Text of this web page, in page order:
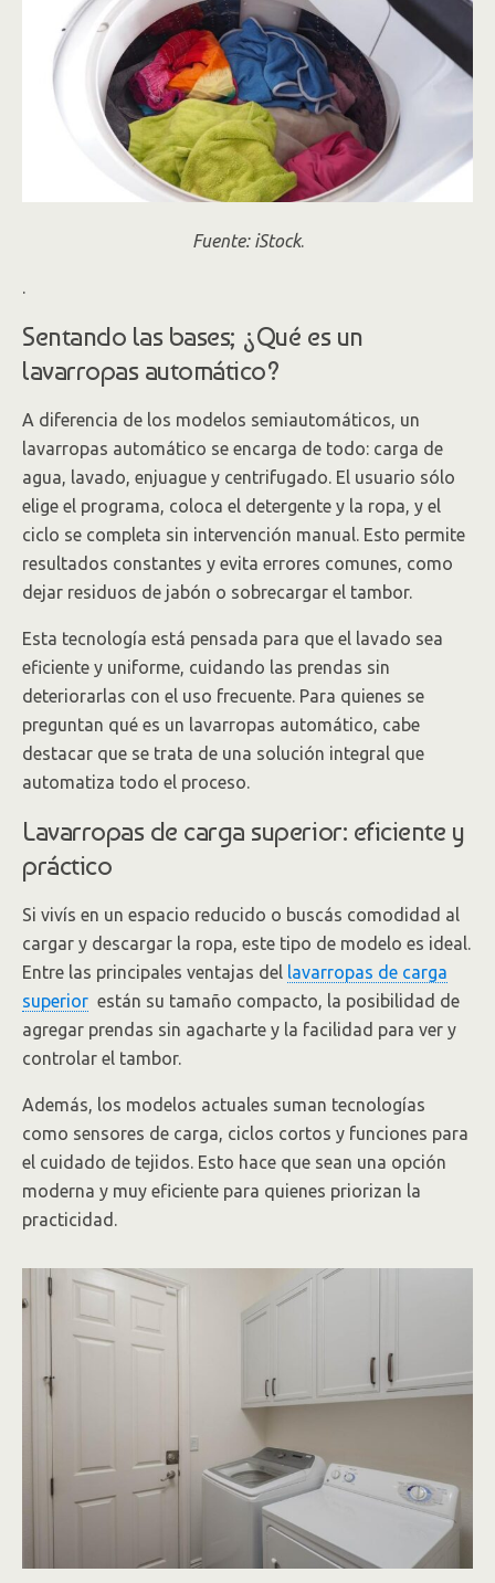
Fuente: iStock.
.
Sentando las bases; ¿Qué es un
lavarropas automático?
A diferencia de los modelos semiautomáticos, un
lavarropas automático se encarga de todo: carga de
agua, lavado, enjuague y centrifugado. El usuario sólo
elige el programa, coloca el detergente y la ropa, y el
ciclo se completa sin intervención manual. Esto permite
resultados constantes y evita errores comunes, como
dejar residuos de jabón o sobrecargar el tambor.
Esta tecnología está pensada para que el lavado sea
eficiente y uniforme, cuidando las prendas sin
deteriorarlas con el uso frecuente. Para quienes se
preguntan qué es un lavarropas automático, cabe
destacar que se trata de una solución integral que
automatiza todo el proceso.
Lavarropas de carga superior: eficiente y
práctico
Si vivís en un espacio reducido o buscás comodidad al
cargar y descargar la ropa, este tipo de modelo es ideal.
Entre las principales ventajas del lavarropas de carga
superior están su tamaño compacto, la posibilidad de
agregar prendas sin agacharte y la facilidad para ver y
controlar el tambor.
Además, los modelos actuales suman tecnologías
como sensores de carga, ciclos cortos y funciones para
el cuidado de tejidos. Esto hace que sean una opción
moderna y muy eficiente para quienes priorizan la
practicidad.